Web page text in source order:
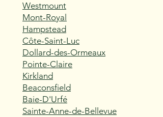
Westmount
Mont-Royal
Hampstead
Côte-Saint-Luc
Dollard-des-Ormeaux
Pointe-Claire
Kirkland
Beaconsfield
Baie-D'Urfé
Sainte-Anne-de-Bellevue